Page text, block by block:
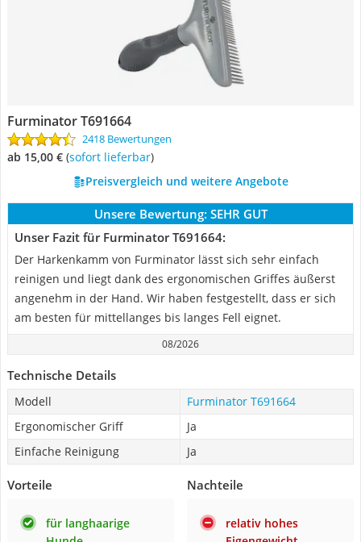
Furminator T691664
2418 Bewertungen
ab 15,00 € ( Sofort lieferbar)
Preisvergleich und weitere Angebote
Unsere Bewertung: SEHR GUT
Unser Fazit für Furminator T691664:
Der Harkenkamm von Furminator lässt sich sehr einfach
reinigen und liegt dank des ergonomischen Griffes äußerst
angenehm in der Hand. Wir haben festgestellt, dass er sich
am besten für mittellanges bis langes Fell eignet.
08/2026
Technische Details
Modell
Furminator T691664
Ergonomischer Griff
Ja
Einfache Reinigung
Ja
Vorteile
für langhaarige
Nachteile
relativ hohes